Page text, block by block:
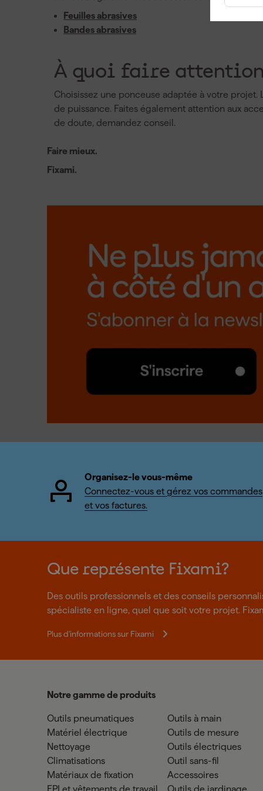
Feuilles abrasives
Bandes abrasives
À quoi faire
Choisissez une ponceuse adaptée à votre
de puissance. Faites également attention aux
de doute, demandez conseil.
Faire mieux.
Fixami.
Organisez-le vous-même
Connectez-vous et gérez vos commandes
et vos factures.
Que représente Fixami?
Des outils professionnels et des conseils
spécialiste en ligne, quel que soit votre projet.
Plus d'informations sur Fixami
Notre gamme de produits
Outils pneumatiques
Matériel électrique
Nettoyage
Climatisations
Matériaux de fixation
EPI et vêtements de travail
Outils à main
Outils de mesure
Outils électriques
Outil sans-fil
Accessoires
Outils de jardinage